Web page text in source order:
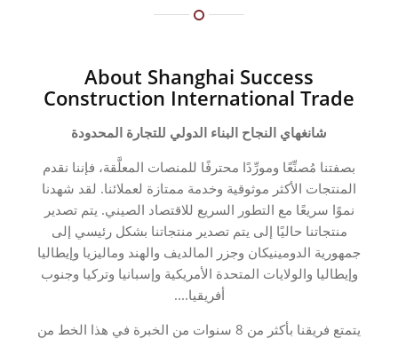
About Shanghai Success
Construction International Trade
شانغهاي النجاح البناء الدولي للتجارة المحدودة
بصفتنا مُصنِّعًا ومورِّدًا محترفًا للمنصات المعلَّقة، فإننا نقدم
المنتجات الأكثر موثوقية وخدمة ممتازة لعملائنا. لقد شهدنا
نموًا سريعًا مع التطور السريع للاقتصاد الصيني. يتم تصدير
منتجاتنا حاليًا إلى يتم تصدير منتجاتنا بشكل رئيسي إلى
جمهورية الدومينيكان وجزر المالديف والهند وماليزيا وإيطاليا
وإيطاليا والولايات المتحدة الأمريكية وإسبانيا وتركيا وجنوب
أفريقيا....
يتمتع فريقنا بأكثر من 8 سنوات من الخبرة في هذا الخط من